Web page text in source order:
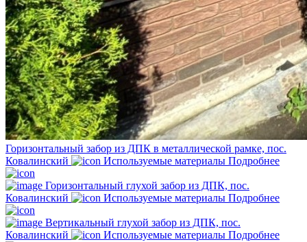
Горизонтальный забор из ДПК в металлической рамке, пос.
Ковалинский
Используемые материалы Подробнее
Горизонтальный глухой забор из ДПК, пос.
Ковалинский
Используемые материалы Подробнее
Вертикальный глухой забор из ДПК, пос.
Ковалинский
Используемые материалы Подробнее